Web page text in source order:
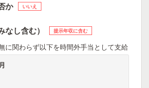
か いいえ
なし含む） 提示年収に含む
に関わらず以下を時間外手当として支給